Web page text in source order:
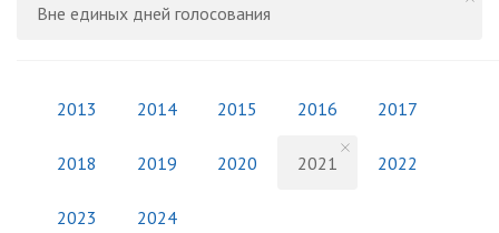
Вне единых дней голосования
2013 2014 2015 2016 2017
2018 2019 2020 2021 2022
2023 2024